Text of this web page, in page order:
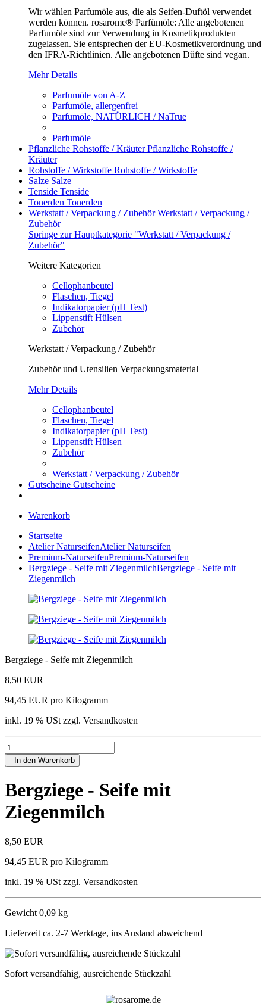
Wir wählen Parfumöle aus, die als Seifen-Duftöl verwendet
werden können. rosarome® Parfümöle: Alle angebotenen
Parfumöle sind zur Verwendung in Kosmetikprodukten
zugelassen. Sie entsprechen der EU-Kosmetikverordnung und
den IFRA-Richtlinien. Alle angebotenen Düfte sind vegan.
Mehr Details
Parfumöle von A-Z
Parfumöle, allergenfrei
Parfumöle, NATÜRLICH / NaTrue
Parfumöle
Pflanzliche Rohstoffe / KräuterPflanzliche Rohstoffe /
Kräuter
Rohstoffe / Wirkstoffe Rohstoffe / Wirkstoffe
Salze Salze
Tenside Tenside
Tonerden Tonerden
Werkstatt / Verpackung / ZubehörWerkstatt / Verpackung /
Zubehör
Springe zur Hauptkategorie "Werkstatt / Verpackung /
Zubehör"
Weitere Kategorien
Cellophanbeutel
Flaschen, Tiegel
Indikatorpapier (pH Test)
Lippenstift Hülsen
Zubehör
Werkstatt / Verpackung / Zubehör
Zubehör und Utensilien Verpackungsmaterial
Mehr Details
Cellophanbeutel
Flaschen, Tiegel
Indikatorpapier (pH Test)
Lippenstift Hülsen
Zubehör
Werkstatt / Verpackung / Zubehör
Gutscheine Gutscheine
Warenkorb
Startseite
Atelier NaturseifenAtelier Naturseifen
Premium-NaturseifenPremium-Naturseifen
Bergziege - Seife mit ZiegenmilchBergziege - Seife mit
Ziegenmilch
Bergziege - Seife mit Ziegenmilch
8,50 EUR
94,45 EUR pro Kilogramm
inkl. 19 % USt zzgl. Versandkosten
In den Warenkorb
Bergziege - Seife mit
Ziegenmilch
8,50 EUR
94,45 EUR pro Kilogramm
inkl. 19 % USt zzgl. Versandkosten
Gewicht 0,09 kg
Lieferzeit ca. 2-7 Werktage, ins Ausland abweichend
Sofort versandfähig, ausreichende Stückzahl